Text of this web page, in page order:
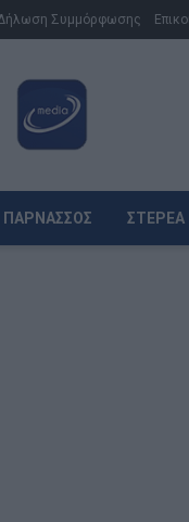
Συμμόρφωσης
ΠΑΡΝΑΣΣΌΣ ΣΤΕΡΕΆ